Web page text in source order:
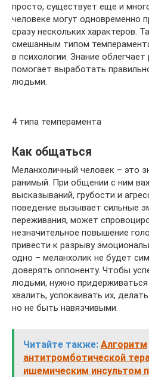
просто, существует еще и
человеке могут одновременно
сразу нескольких характеров.
смешанным типом
в психологии. Знание
помогает выработать
людьми.
4 типа темперамента
Как общаться
Меланхоличный человек – это
ранимый. При общении с ним
высказываний, грубости и
поведение вызывает сильные
переживания, может
незначительное повышение
привести к разрыву
одно – меланхолик не будет
доверять оппоненту. Чтобы
людьми, нужно
хвалить, успокаивать их,
но не быть навязчивыми.
Читайте также: Алгоритм
антитромботической
ишемическим инсультом